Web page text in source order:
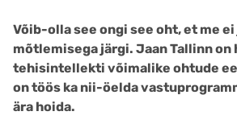
Võib-olla see ongi see oht, et me ei
mõtlemisega järgi. Jaan Tallinn on
tehisintellekti võimalike ohtude
on töös ka nii-öelda
ära hoida.